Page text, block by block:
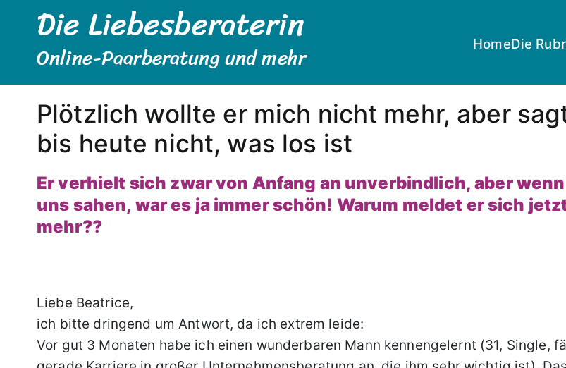
springenDie Liebesberaterin
Online-Paarberatung und mehr HomeDie
Plötzlich wollte er mich nicht mehr, aber
bis heute nicht, was los ist
Er verhielt sich zwar von Anfang an unverbindlich, aber
uns sahen, war es ja immer schön! Warum meldet er sich
mehr??
Liebe Beatrice,
ich bitte dringend um Antwort, da ich extrem leide:
Vor gut 3 Monaten habe ich einen wunderbaren Mann kennengelernt (31, Single,